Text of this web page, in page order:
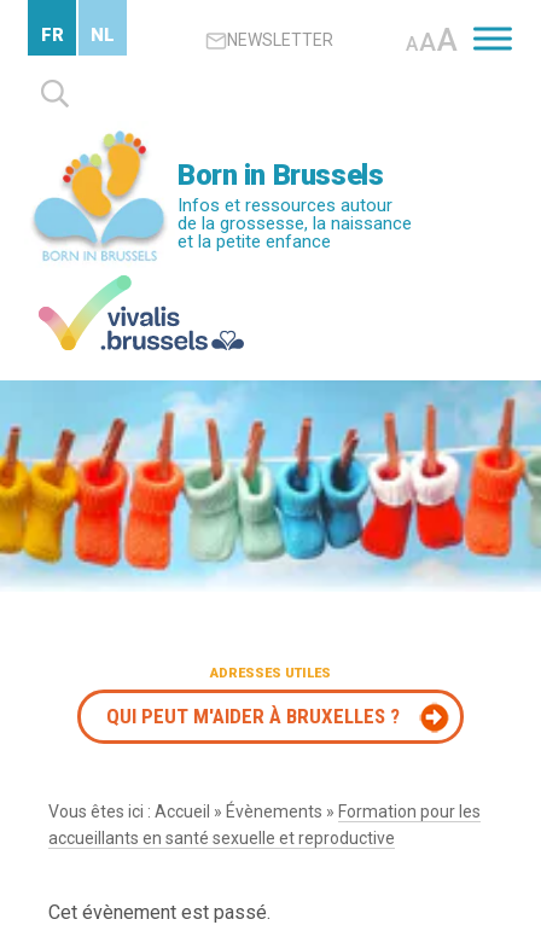
contenu
principal
NEWSLETTER AAA
Rechercher :
FR NL
Born in Brussels
Infos et ressources autour
de la grossesse, la naissance
et la petite enfance
ADRESSES UTILES
QUI PEUT M'AIDER À BRUXELLES ?
Vous êtes ici :Accueil » Évènements » Formation pour les
accueillants en santé sexuelle et reproductive
Cet évènement est passé.